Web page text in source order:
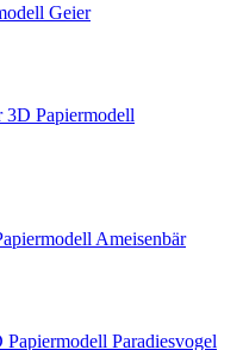
Geier
3D Papiermodell
Ameisenbär
Papiermodell Paradiesvogel